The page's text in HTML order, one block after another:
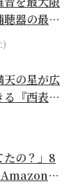
器の最上
)
天の星が広
『西表島
たの？」8
Amazonの